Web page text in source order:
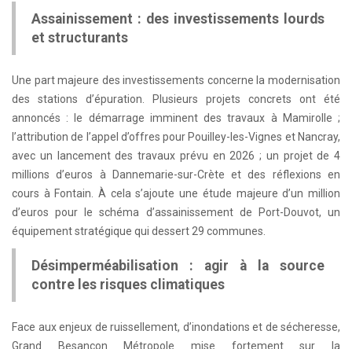
Assainissement : des investissements lourds
et structurants
Une part majeure des investissements concerne la modernisation
des stations d’épuration. Plusieurs projets concrets ont été
annoncés : le démarrage imminent des travaux à Mamirolle ;
l’attribution de l’appel d’offres pour Pouilley-les-Vignes et Nancray,
avec un lancement des travaux prévu en 2026 ; un projet de 4
millions d’euros à Dannemarie-sur-Crète et des réflexions en
cours à Fontain. À cela s’ajoute une étude majeure d’un million
d’euros pour le schéma d’assainissement de Port-Douvot, un
équipement stratégique qui dessert 29 communes.
Désimperméabilisation : agir à la source
contre les risques climatiques
Face aux enjeux de ruissellement, d’inondations et de sécheresse,
Grand Besançon Métropole mise fortement sur la